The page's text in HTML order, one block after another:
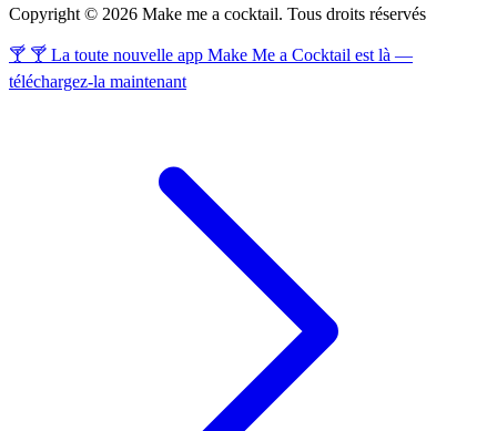
Copyright © 2026 Make me a cocktail. Tous droits réservés
🍸 🍸 La toute nouvelle app Make Me a Cocktail est là —
téléchargez-la maintenant